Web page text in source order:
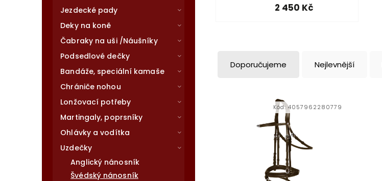
Jezdecké pady
Deky na koně
Čabraky na uši /Náušníky
Podsedlové dečky
Bandáže, speciální kamaše
Chrániče nohou
Lonžovací potřeby
Martingaly, poprsníky
Ohlávky a vodítka
Uzdečky
Anglický nánosník
Švédský nánosník
2 450 Kč
Doporučujeme Nejlevnější
Kód:4057962280779